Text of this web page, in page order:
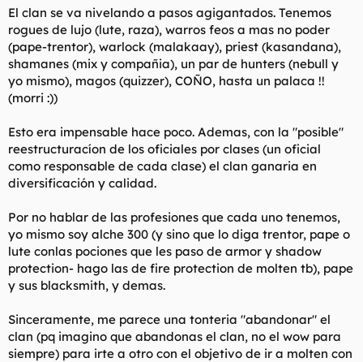
El clan se va nivelando a pasos agigantados. Tenemos
rogues de lujo (lute, raza), warros feos a mas no poder
(pape-trentor), warlock (malakaay), priest (kasandana),
shamanes (mix y compañia), un par de hunters (nebull y
yo mismo), magos (quizzer), COÑO, hasta un palaca !!
(morri :))
Esto era impensable hace poco. Ademas, con la "posible"
reestructuracíon de los oficiales por clases (un oficial
como responsable de cada clase) el clan ganaria en
diversificación y calidad.
Por no hablar de las profesiones que cada uno tenemos,
yo mismo soy alche 300 (y sino que lo diga trentor, pape o
lute conlas pociones que les paso de armor y shadow
protection- hago las de fire protection de molten tb), pape
y sus blacksmith, y demas.
Sinceramente, me parece una tonteria "abandonar" el
clan (pq imagino que abandonas el clan, no el wow para
siempre) para irte a otro con el objetivo de ir a molten con